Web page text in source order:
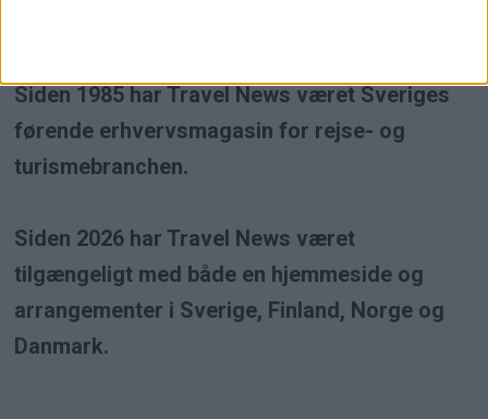
Siden 1985 har Travel News været Sveriges
førende erhvervsmagasin for rejse- og
turismebranchen.
Siden 2026 har Travel News været
tilgængeligt med både en hjemmeside og
arrangementer i Sverige, Finland, Norge og
Danmark.